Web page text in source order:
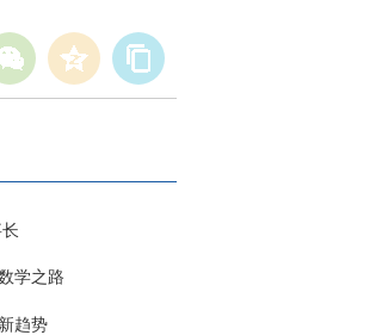
学之路
趋势